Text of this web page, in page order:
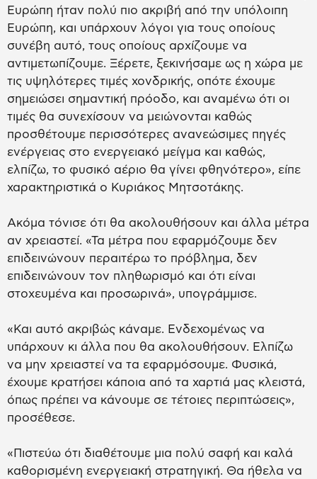
Ευρώπη ήταν πολύ πιο ακριβή από την υπόλοιπη
Ευρώπη, και υπάρχουν λόγοι για τους οποίους
συνέβη αυτό, τους οποίους αρχίζουμε να
αντιμετωπίζουμε. Ξέρετε, ξεκινήσαμε ως η χώρα με
τις υψηλότερες τιμές χονδρικής, οπότε έχουμε
σημειώσει σημαντική πρόοδο, και αναμένω ότι οι
τιμές θα συνεχίσουν να μειώνονται καθώς
προσθέτουμε περισσότερες ανανεώσιμες πηγές
ενέργειας στο ενεργειακό μείγμα και καθώς,
ελπίζω, το φυσικό αέριο θα γίνει φθηνότερο», είπε
χαρακτηριστικά ο Κυριάκος Μητσοτάκης.
Ακόμα τόνισε ότι θα ακολουθήσουν και άλλα μέτρα
αν χρειαστεί. «Τα μέτρα που εφαρμόζουμε δεν
επιδεινώνουν περαιτέρω το πρόβλημα, δεν
επιδεινώνουν τον πληθωρισμό και ότι είναι
στοχευμένα και προσωρινά», υπογράμμισε.
«Και αυτό ακριβώς κάναμε. Ενδεχομένως να
υπάρχουν κι άλλα που θα ακολουθήσουν. Ελπίζω
να μην χρειαστεί να τα εφαρμόσουμε. Φυσικά,
έχουμε κρατήσει κάποια από τα χαρτιά μας κλειστά,
όπως πρέπει να κάνουμε σε τέτοιες περιπτώσεις»,
προσέθεσε.
«Πιστεύω ότι διαθέτουμε μια πολύ σαφή και καλά
καθορισμένη ενεργειακή στρατηγική. Θα ήθελα να